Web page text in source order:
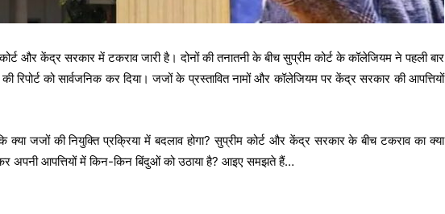
और केंद्र सरकार में टकराव जारी है। दोनों की तनातनी के बीच सुप्रीम कोर्ट के कॉलेजियम ने पहली बार
रिपोर्ट को सार्वजनिक कर दिया। जजों के प्रस्तावित नामों और कॉलेजियम पर केंद्र सरकार की आपत्तियों
जजों की नियुक्ति प्रक्रिया में बदलाव होगा? सुप्रीम कोर्ट और केंद्र सरकार के बीच टकराव का क्या
अपनी आपत्तियों में किन-किन बिंदुओं को उठाया है? आइए समझते हैं…